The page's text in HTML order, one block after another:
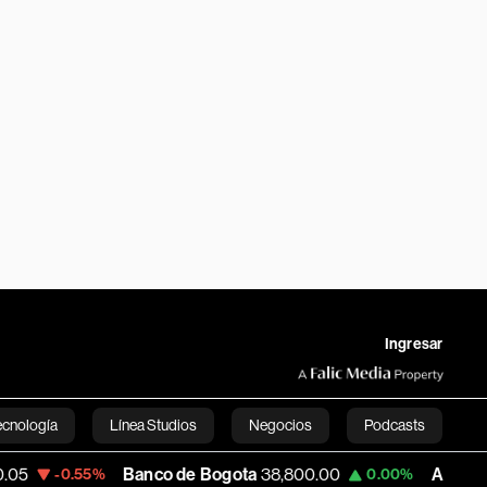
Ingresar
Línea Studios Negocios Podcasts
English
Banco de Bogota 38,800.00 0.00% Apple 309.25